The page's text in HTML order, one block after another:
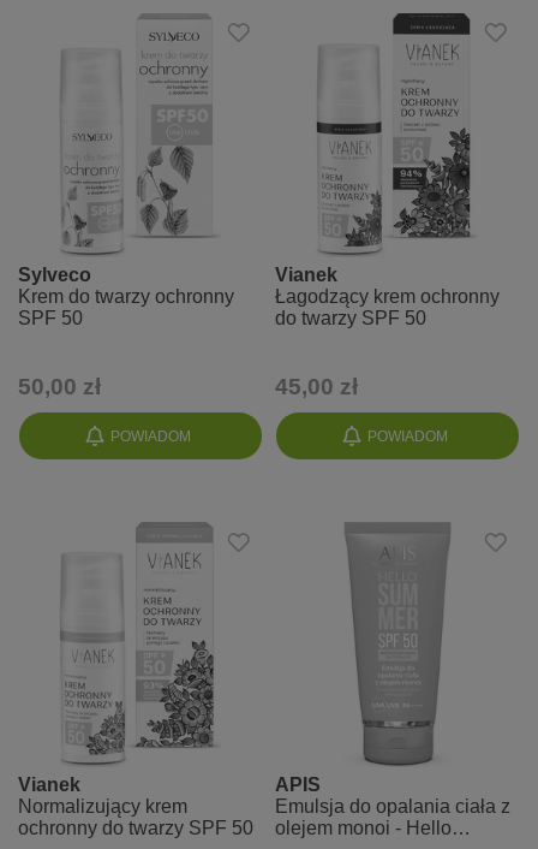
POWIADOM
Sylveco
Krem do twarzy ochronny
SPF 50
50,00 zł
POWIADOM
Vianek
Łagodzący krem ochronny
do twarzy SPF 50
45,00 zł
Vianek
Normalizujący krem
ochronny do twarzy SPF 50
APIS
Emulsja do opalania ciała z
olejem monoi - Hello